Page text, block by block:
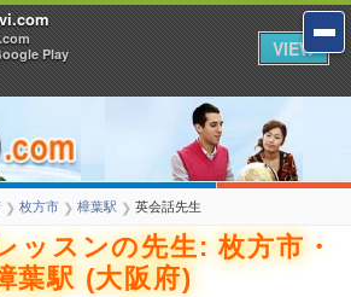
❯ 枚方市 ❯ 樟葉駅 ❯ 英会話先生
ッスンの先生: 枚方市・
葉駅 (大阪府)
Play
VIEW